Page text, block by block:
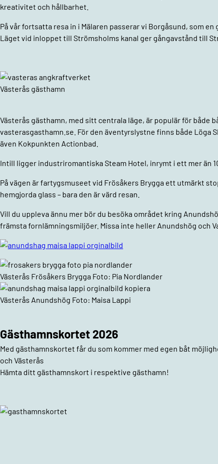
kreativitet och hållbarhet.
På vår fortsatta resa in i Mälaren passerar vi Borgåsund, som
Läget vid inloppet till Strömsholms kanal ger gångavstånd till
Västerås gästhamn
Västerås gästhamn, med sitt centrala läge, är populär för både
vasterasgasthamn.se. För den äventyrslystne finns både Löga
även Kokpunkten Actionbad.
Intill ligger industriromantiska Steam Hotel, inrymt i ett mer än
På vägen är fartygsmuseet vid Frösåkers Brygga ett utmärkt
hemgjorda glass – bara den är värd resan.
Vill du uppleva ännu mer bör du besöka området kring
främsta fornlämningsmiljöer. Missa inte heller Anundshög och
Västerås Frösåkers Brygga Foto: Pia Nordlander
Västerås Anundshög Foto: Maisa Lappi
Gästhamnskortet 2026
Med gästhamnskortet får du som kommer med egen båt
och Västerås
Hämta ditt gästhamnskort i respektive gästhamn!